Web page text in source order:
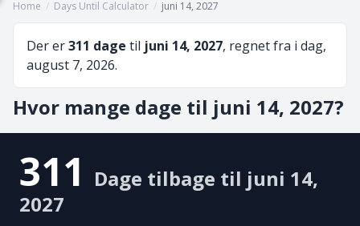
Home / Days Until Calculator / juni 14, 2027
Der er311 dage til juni 14, 2027, regnet fra i dag,
august 7, 2026.
Hvor mange dage til juni 14, 2027?
311
Dage tilbage til juni 14,
2027